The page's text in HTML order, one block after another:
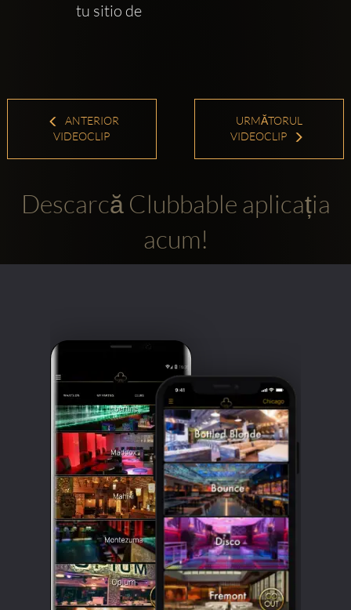
tu sitio de
ANTERIOR
VIDEOCLIP
URMĂTORUL
VIDEOCLIP
Descarcă Clubbable aplicația
acum!